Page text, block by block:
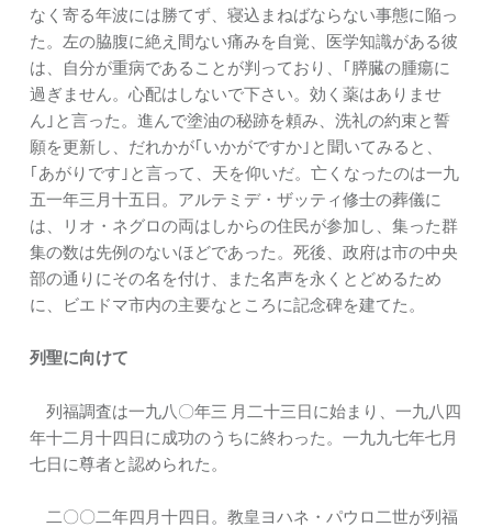
なく寄る年波には勝てず、寝込まねばならない事態に陥っ
た。左の脇腹に絶え間ない痛みを自覚、医学知識がある彼
は、自分が重病であることが判っており、｢膵臓の腫瘍に
過ぎません。心配はしないで下さい。効く薬はありませ
ん｣と言った。進んで塗油の秘跡を頼み、洗礼の約束と誓
願を更新し、だれかが｢いかがですか｣と聞いてみると、
｢あがりです｣と言って、天を仰いだ。亡くなったのは一九
五一年三月十五日。アルテミデ・ザッティ修士の葬儀に
は、リオ・ネグロの両はしからの住民が参加し、集った群
集の数は先例のないほどであった。死後、政府は市の中央
部の通りにその名を付け、また名声を永くとどめるため
に、ビエドマ市内の主要なところに記念碑を建てた。
列聖に向けて
列福調査は一九八〇年三 月二十三日に始まり、一九八四
年十二月十四日に成功のうちに終わった。一九九七年七月
七日に尊者と認められた。
二〇〇二年四月十四日。教皇ヨハネ・パウロ二世が列福